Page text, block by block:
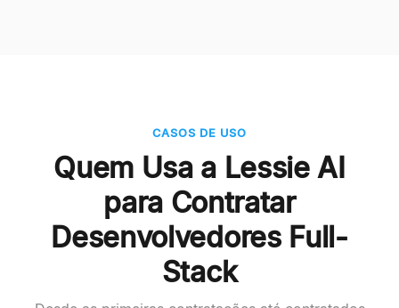
CASOS DE USO
Quem Usa a Lessie AI
para Contratar
Desenvolvedores Full-
Stack